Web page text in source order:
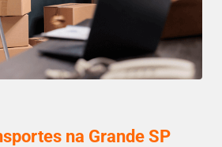
na Grande SP